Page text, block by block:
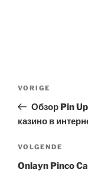
Vorig
bericht
VORIGE
Обзор Pin
казино в
Volgend
bericht
VOLGENDE
Onlayn Pinco